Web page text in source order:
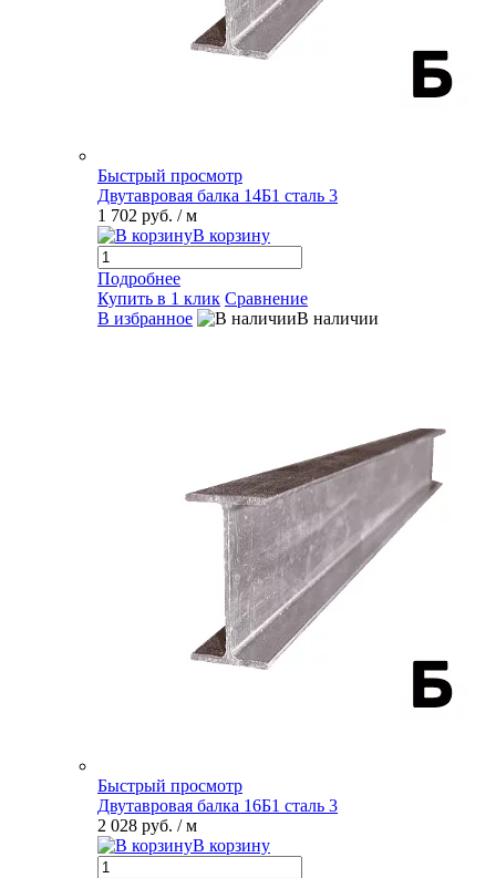
Быстрый просмотр
Двутавровая балка 14Б1 сталь 3
1 702 руб. / м
В корзину
Подробнее
Купить в 1 клик Сравнение
В избранное
В наличии
Быстрый просмотр
Двутавровая балка 16Б1 сталь 3
2 028 руб. / м
В корзину